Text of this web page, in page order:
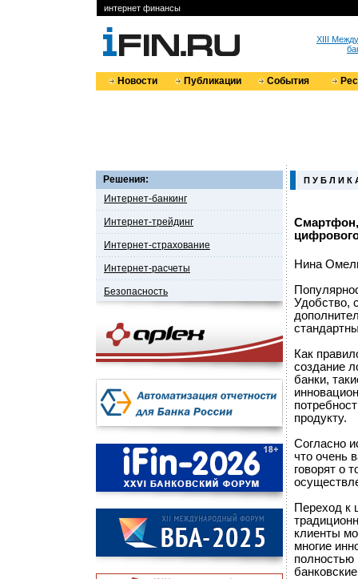
интернет финансы
XIII
Новости Публикации События
Решения:
Интернет-банкинг
Интернет-трейдинг
Интернет-страхование
Интернет-расчеты
Безопасность
П У Б Л И К
Смартфон,
Нина
Удобство,
Как
создание
банки,
продукту.
Согласно
что очень
говорят о
Переход к
клиенты
многие
полностью